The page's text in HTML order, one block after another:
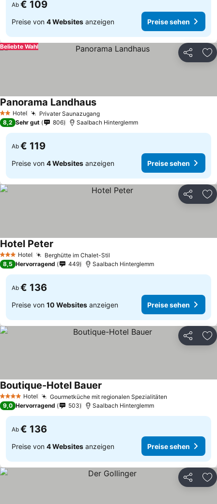
Ab € 109
Preise von 4 Websites anzeigen Preise sehen
Teilen
Beliebte Wahl
2 Sterne
Hotel Privater Saunazugang
Panorama Landhaus
8,2 Sehr gut 806 Saalbach Hinterglemm
Ab € 119
Preise von 4 Websites anzeigen Preise sehen
Teilen
3 SterneHotel Berghütte im Chalet-Stil
Hotel Peter
8,5 Hervorragend 449 Saalbach Hinterglemm
Ab € 136
Preise von 10 Websites anzeigen Preise sehen
Teilen
4 Sterne Hotel Gourmetküche mit regionalen Spezialitäten
Boutique-Hotel Bauer
9,0 Hervorragend 503 Saalbach Hinterglemm
Ab € 136
Preise von 4 Websites anzeigen Preise sehen
Teilen